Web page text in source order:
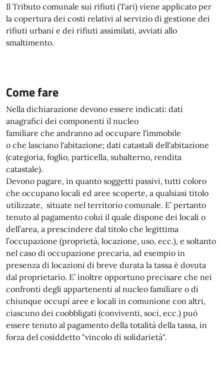
Il Tributo comunale sui rifiuti (Tari) viene applicato per
la copertura dei costi relativi al servizio di gestione dei
rifiuti urbani e dei rifiuti assimilati, avviati allo
smaltimento.
Come fare
Nella dichiarazione devono essere indicati: dati
anagrafici dei componenti il nucleo
familiare che andranno ad occupare l'immobile
o che lasciano l'abitazione; dati catastali dell'abitazione
(categoria, foglio, particella, subalterno, rendita
catastale).
Devono pagare, in quanto soggetti passivi, tutti coloro
che occupano locali ed aree scoperte, a qualsiasi titolo
utilizzate, situate nel territorio comunale. E’ pertanto
tenuto al pagamento colui il quale dispone dei locali o
dell’area, a prescindere dal titolo che legittima
l’occupazione (proprietà, locazione, uso, ecc.), e soltanto
nel caso di occupazione precaria, ad esempio in
presenza di locazioni di breve durata la tassa è dovuta
dal proprietario. E’ inoltre opportuno precisare che nei
confronti degli appartenenti al nucleo familiare o di
chiunque occupi aree e locali in comunione con altri,
ciascuno dei coobbligati (conviventi, soci, ecc.) può
essere tenuto al pagamento della totalità della tassa, in
forza del cosiddetto "vincolo di solidarietà".